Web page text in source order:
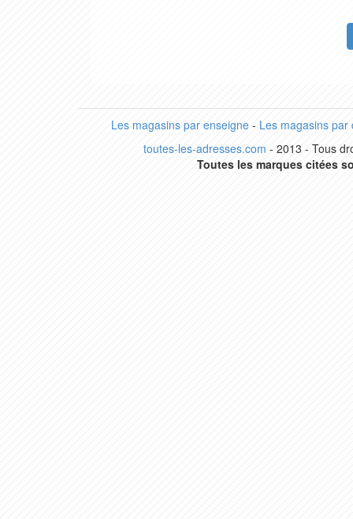
Les magasins par enseigne- Les magasins par
toutes-les-adresses.com - 2013 - Tous
Toutes les marques citées